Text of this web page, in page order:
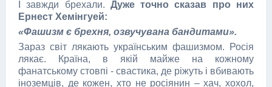
І завжди брехали. Дуже точно сказав про них
Ернест Хемінгуей:
«Фашизм є брехня, озвучувана бандитами».
Зараз світ лякають українським фашизмом. Росія
лякає. Країна, в якій майже на кожному
фанатському стовпі - свастика, де ріжуть і вбивають
іноземців, де кожен, хто не росіянин – хач, хохол,